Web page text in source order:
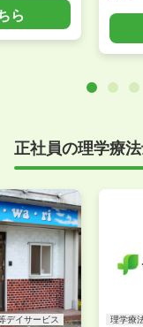
ら
正社員の理学療
デイサービス 理学療